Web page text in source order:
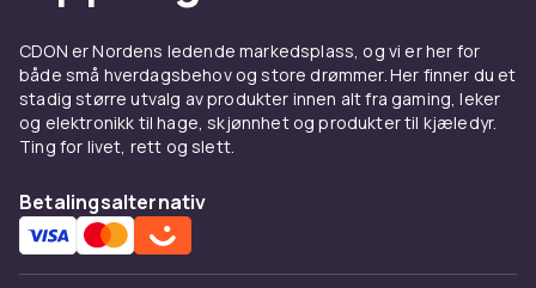
Sittepinner og hvileplasser
Sittepinner er blant det viktigste tilbehøret i
ethvert fuglebur. Velg pinner i ulike tykkelser
og materialer for å trene fuglens føtter og
forebygge trykksår på fotsålene. Naturtre
som gir en ujevn overflate og er trygge å
gnage på. Sementpinner og sandpapirbelagte
pinner kan brukes sparsomt for naturlig sliping
CDON er Nordens ledende markedsplass, og vi er her for
både små hverdagsbehov og store drømmer. Her finner du et
stadig større utvalg av produkter innen alt fra gaming, leker
og elektronikk til hage, skjønnhet og produkter til kjæledyr.
Ting for livet, rett og slett.
Betalingsalternativ